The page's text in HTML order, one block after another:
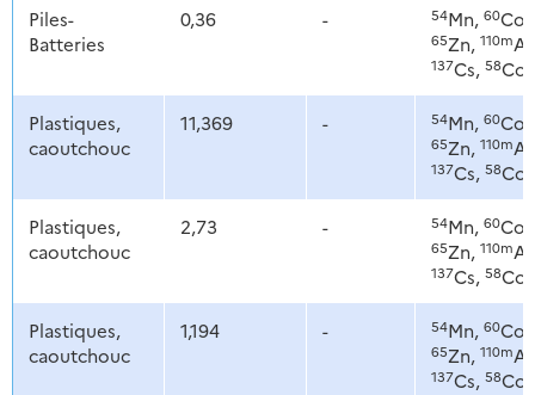
Piles-
Batteries
0,36 - 54Mn, 60Co,
65Zn, 110m
137Cs, 58Co
Plastiques,
caoutchouc
11,369 - 54Mn, 60Co,
65Zn, 110m
137Cs, 58Co
Plastiques,
caoutchouc
2,73 - 54Mn, 60Co,
65Zn, 110m
137Cs, 58Co
Plastiques,
caoutchouc
1,194 - 54Mn, 60Co,
65Zn, 110m
137Cs, 58Co